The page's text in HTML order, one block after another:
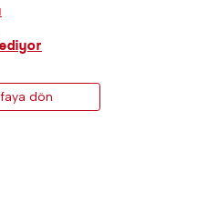
dön